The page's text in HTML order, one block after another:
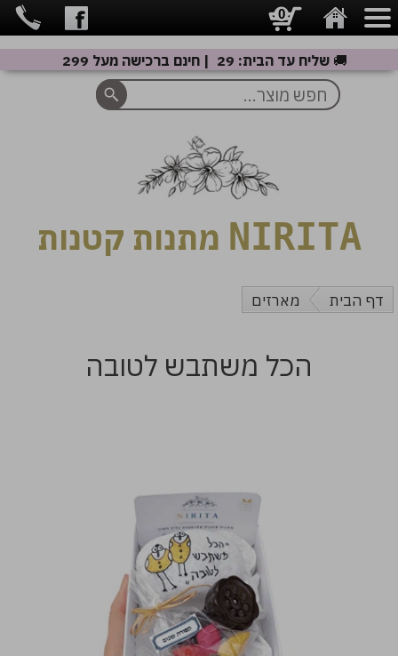
🚚שליח עד הבית: 29 ₪ | חינם ברכישה מעל 299 ₪
NIRITA מתנות קטנות
דף הבית מארזים
הכל משתבש לטובה
0